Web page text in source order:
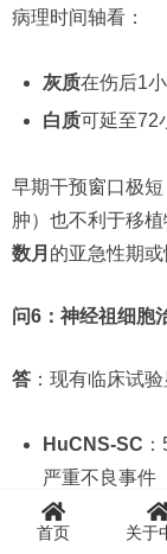
病理时间轴看：
灰质在伤后1
白质可延至72
早期干预窗口极
肿）也不利于移
数月 的亚急性期或
问6：神经祖细胞
答 ：现有临床试
HuCNS-SC
严重不良事件
LCTOPC1
：
首页 关于